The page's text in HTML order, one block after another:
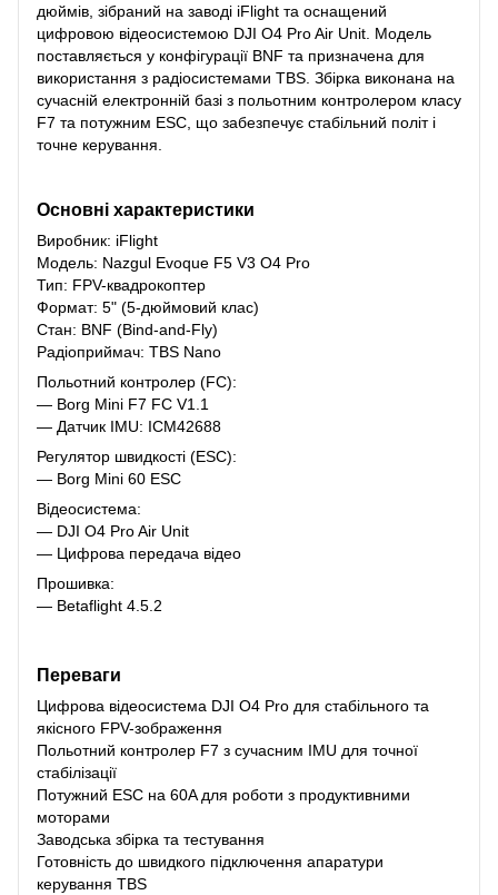
дюймів, зібраний на заводі iFlight та оснащений
цифровою відеосистемою DJI O4 Pro Air Unit. Модель
поставляється у конфігурації BNF та призначена для
використання з радіосистемами TBS. Збірка виконана на
сучасній електронній базі з польотним контролером класу
F7 та потужним ESC, що забезпечує стабільний політ і
точне керування.
Основні характеристики
Виробник: iFlight
Модель: Nazgul Evoque F5 V3 O4 Pro
Тип: FPV-квадрокоптер
Формат: 5" (5-дюймовий клас)
Стан: BNF (Bind-and-Fly)
Радіоприймач: TBS Nano
Польотний контролер (FC):
— Borg Mini F7 FC V1.1
— Датчик IMU: ICM42688
Регулятор швидкості (ESC):
— Borg Mini 60 ESC
Відеосистема:
— DJI O4 Pro Air Unit
— Цифрова передача відео
Прошивка:
— Betaflight 4.5.2
Переваги
Цифрова відеосистема DJI O4 Pro для стабільного та
якісного FPV-зображення
Польотний контролер F7 з сучасним IMU для точної
стабілізації
Потужний ESC на 60A для роботи з продуктивними
моторами
Заводська збірка та тестування
Готовність до швидкого підключення апаратури
керування TBS